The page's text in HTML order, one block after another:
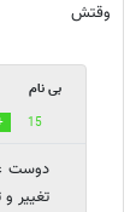
وقتش
بی نام
15
دوست
تغییر